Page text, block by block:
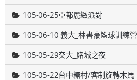
105-06-25亞都麗緻派對
105-06-10 義大_林書豪籃球訓練營
105-05-29交大_賭城之夜
105-05-22台中糖村/客制旋轉木馬